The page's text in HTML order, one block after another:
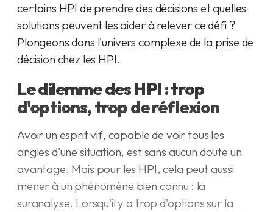
certains HPI de prendre des décisions et quelles
solutions peuvent les aider à relever ce défi ?
Plongeons dans l'univers complexe de la prise de
décision chez les HPI.
Le dilemme des HPI : trop
d'options, trop de réflexion
Avoir un esprit vif, capable de voir tous les
angles d'une situation, est sans aucun doute un
avantage. Mais pour les HPI, cela peut aussi
mener à un phénomène bien connu : la
suranalyse. Lorsqu'il y a trop d'options sur la